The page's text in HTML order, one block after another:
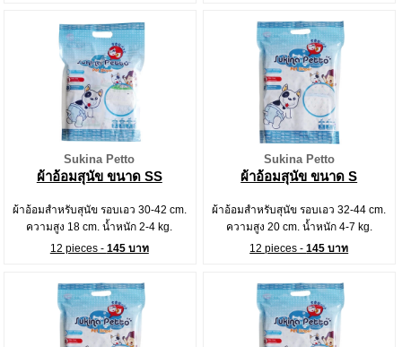
Sukina Petto
ผ้าอ้อมสุนัข ขนาด SS
ผ้าอ้อมสำหรับสุนัข รอบเอว 30-42 cm.
ความสูง 18 cm. น้ำหนัก 2-4 kg.
12 pieces - 145 บาท
Sukina Petto
ผ้าอ้อมสุนัข ขนาด S
ผ้าอ้อมสำหรับสุนัข รอบเอว 32-44 cm.
ความสูง 20 cm. น้ำหนัก 4-7 kg.
12 pieces -145 บาท